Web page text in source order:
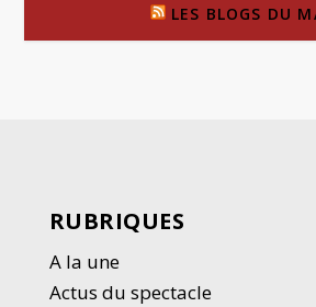
LES BLOGS DU
RUBRIQUES
A la une
Actus du spectacle